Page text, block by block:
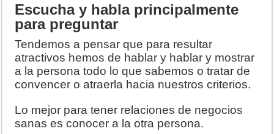
Escucha y habla principalmente
para preguntar
Tendemos a pensar que para resultar
atractivos hemos de hablar y hablar y mostrar
a la persona todo lo que sabemos o tratar de
convencer o atraerla hacia nuestros criterios.
Lo mejor para tener relaciones de negocios
sanas es conocer a la otra persona.